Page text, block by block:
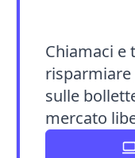
Chiamaci e
risparmiare
sulle
mercato